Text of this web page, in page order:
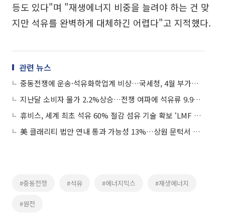
등도 있다"며 "재생에너지 비중을 늘려야 하는 건 맞
지만 석유를 완벽하게 대체하긴 어렵다"고 지적했다.
관련 뉴스
중동전쟁에 운송·석유화학업계 비상…국세청, 4월 부가세 납부유예 나선다
지난달 소비자 물가 2.2%상승…전쟁 여파에 석유류 9.9%급등
휴비스, 세계 최초 석유 60% 절감 섬유 기술 확보 ‘LMF 생산’…고유가 대안 관측
美 클래리티 법안 연내 통과 가능성 13%…상원 문턱서 제동
#중동전쟁 #석유 #에너지믹스 #재생에너지
#원전